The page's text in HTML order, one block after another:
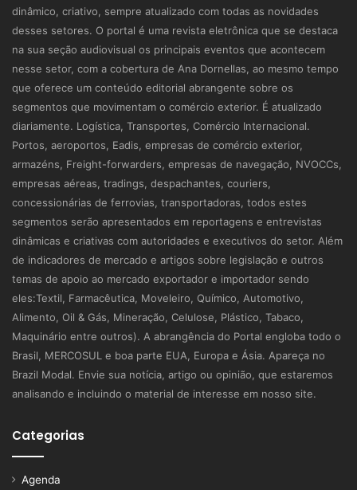
dinâmico, criativo, sempre atualizado com todas as novidades
desses setores. O portal é uma revista eletrônica que se destaca
na sua seção audiovisual os principais eventos que acontecem
nesse setor, com a cobertura de Ana Dornellas, ao mesmo tempo
que oferece um conteúdo editorial abrangente sobre os
segmentos que movimentam o comércio exterior. É atualizado
diariamente. Logística, Transportes, Comércio Internacional.
Portos, aeroportos, Eadis, empresas de comércio exterior,
armazéns, Freight-forwarders, empresas de navegação, NVOCCs,
empresas aéreas, tradings, despachantes, couriers,
concessionárias de ferrovias, transportadoras, todos estes
segmentos serão apresentados em reportagens e entrevistas
dinâmicas e criativas com autoridades e executivos do setor. Além
de indicadores de mercado e artigos sobre legislação e outros
temas de apoio ao mercado exportador e importador sendo
eles:Textil, Farmacêutica, Moveleiro, Químico, Automotivo,
Alimento, Oil & Gás, Mineração, Celulose, Plástico, Tabaco,
Maquinário entre outros). A abrangência do Portal engloba todo o
Brasil, MERCOSUL e boa parte EUA, Europa e Ásia. Apareça no
Brazil Modal. Envie sua notícia, artigo ou opinião, que estaremos
analisando e incluindo o material de interesse em nosso site.
Categorias
Agenda